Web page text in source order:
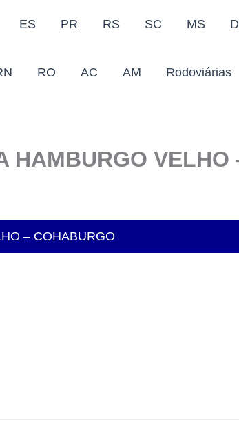
ES PR RS SC MS
RO AC AM Rodoviárias
HAMBURGO VELHO
– COHABURGO